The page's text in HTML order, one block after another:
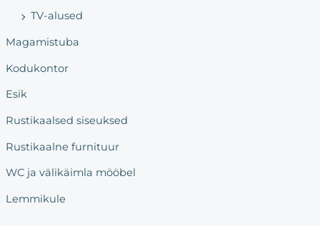
TV-alused
Magamistuba
Kodukontor
Esik
Rustikaalsed siseuksed
Rustikaalne furnituur
WC ja välikäimla mööbel
Lemmikule